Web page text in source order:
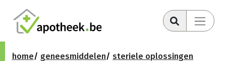
home geneesmiddelen
steriele oplossingen